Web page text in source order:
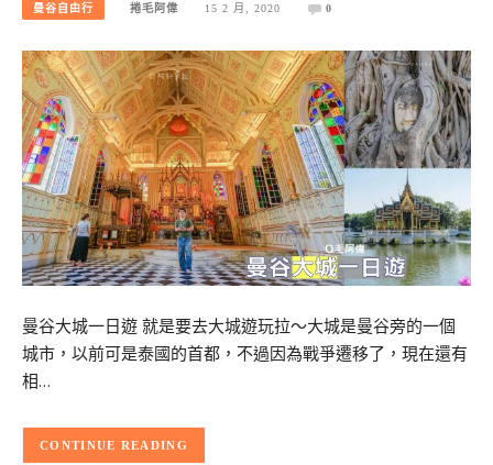
曼谷自由行 捲毛阿偉 15 2 月, 2020 0
曼谷大城一日遊 就是要去大城遊玩拉～大城是曼谷旁的一個
城市，以前可是泰國的首都，不過因為戰爭遷移了，現在還有
相…
CONTINUE READING